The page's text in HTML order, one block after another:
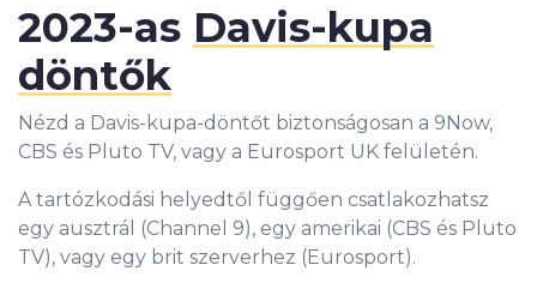
2023-as Davis-kupa
döntők
Nézd a Davis-kupa-döntőt biztonságosan a 9Now,
CBS és Pluto TV, vagy a Eurosport UK felületén.
A tartózkodási helyedtől függően csatlakozhatsz
egy ausztrál (Channel 9), egy amerikai (CBS és Pluto
TV), vagy egy brit szerverhez (Eurosport).